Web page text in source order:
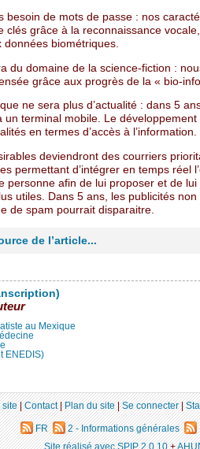
besoin de mots de passe : nos
clés grâce à la reconnaissance
biométriques.
du domaine de la science-fiction :
grâce aux progrès de la « bio-
ne sera plus d’actualité : dans 5
un terminal mobile. Le
en termes d’accès à l’information.
deviendront des courriers
permettant d’intégrer en temps réel
personne afin de lui proposer et de
utiles. Dans 5 ans, les publicités
de spam pourrait disparaitre.
de l’article...
au Mexique
ENEDIS)
site|Contact|Plan du site|Se connecter|
FR 2 - Informations générales
Site réalisé avec SPIP 2.0.10+